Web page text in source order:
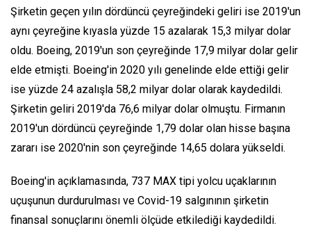
Şirketin geçen yılın dördüncü çeyreğindeki geliri ise 2019'un
aynı çeyreğine kıyasla yüzde 15 azalarak 15,3 milyar dolar
oldu. Boeing, 2019'un son çeyreğinde 17,9 milyar dolar gelir
elde etmişti. Boeing'in 2020 yılı genelinde elde ettiği gelir
ise yüzde 24 azalışla 58,2 milyar dolar olarak kaydedildi.
Şirketin geliri 2019'da 76,6 milyar dolar olmuştu. Firmanın
2019'un dördüncü çeyreğinde 1,79 dolar olan hisse başına
zararı ise 2020'nin son çeyreğinde 14,65 dolara yükseldi.
Boeing'in açıklamasında, 737 MAX tipi yolcu uçaklarının
uçuşunun durdurulması ve Covid-19 salgınının şirketin
finansal sonuçlarını önemli ölçüde etkilediği kaydedildi.